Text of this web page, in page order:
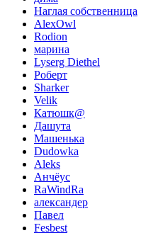
Наглая собственница
AlexOwl
Rodion
марина
Lyserg Diethel
Роберт
Sharker
Velik
Катюшк@
Дашута
Машенька
Dudowka
Aleks
Анчёус
RaWindRa
александер
Павел
Fesbest